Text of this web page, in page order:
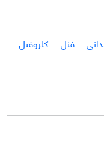
فنل
کلروفیل